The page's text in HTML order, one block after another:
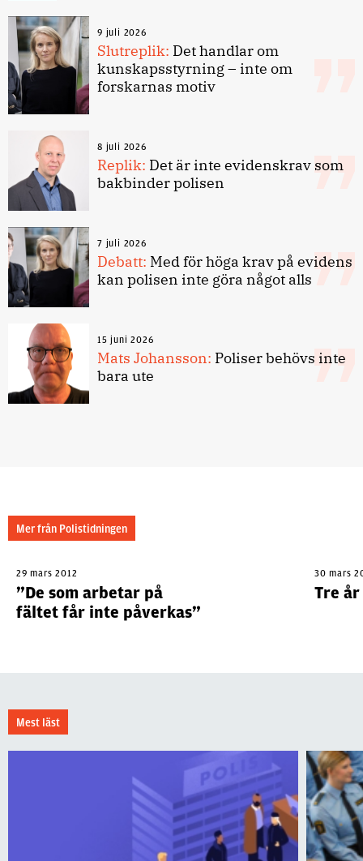
9 juli 2026
Slutreplik: Det handlar om
kunskapsstyrning – inte om
forskarnas motiv
8 juli 2026
Replik: Det är inte evidenskrav som
bakbinder polisen
7 juli 2026
Debatt: Med för höga krav på evidens
kan polisen inte göra något alls
15 juni 2026
Mats Johansson: Poliser behövs inte
bara ute
Mer från Polistidningen
29 mars 2012
”De som arbetar på
fältet får inte påverkas”
30 mars
Tre
Mest läst